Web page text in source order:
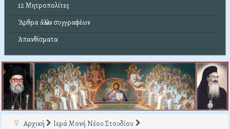
12 Μητροπολίτες
Ἄρθρα ἄλλων συγγραφέων
Ἀπανθίσματα
Αρχική
Ιερά Μονή Νέου Στουδίου